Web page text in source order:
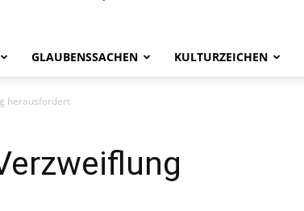
GLAUBENSSACHEN KULTURZEICHEN
herausfordert